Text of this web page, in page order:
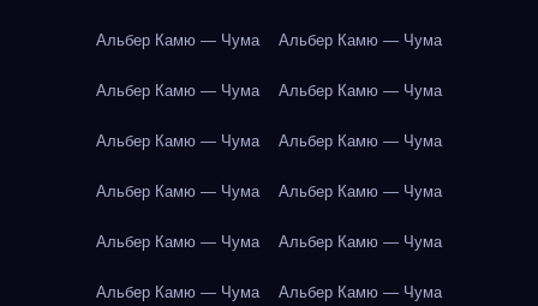
Альбер Камю — Чума Альбер Камю — Чума
Альбер Камю — Чума Альбер Камю — Чума
Альбер Камю — Чума Альбер Камю — Чума
Альбер Камю — Чума Альбер Камю — Чума
Альбер Камю — Чума Альбер Камю — Чума
Альбер Камю — Чума Альбер Камю — Чума